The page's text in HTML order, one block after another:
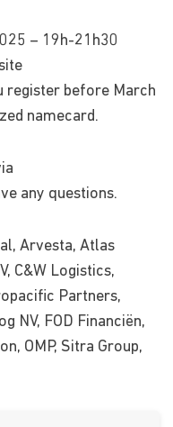
– 19h-21h30
register before March
namecard.
any questions.
Arvesta, Atlas
C&W Logistics,
Partners,
NV, FOD Financiën,
OMP, Sitra Group,